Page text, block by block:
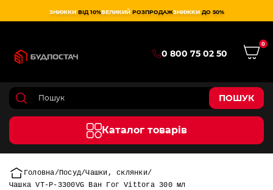
ЗНИЖКИ ВІД 10%ВЕЛИКИЙ РОЗПРОДАЖЗНИЖКИ ДО 50%
0 800 75 02 50
0
ПОШУК
Каталог товарів
Головна Посуд Чашки, склянки
Чашка VT-P-3300VG Ван Гог Vittora 300 мл